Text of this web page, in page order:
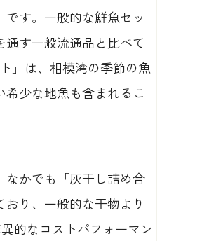
す。一般的な鮮魚セッ
す一般流通品と比べて
」は、相模湾の季節の魚
少な地魚も含まれるこ
なかでも「灰干し詰め合
り、一般的な干物より
的なコストパフォーマン